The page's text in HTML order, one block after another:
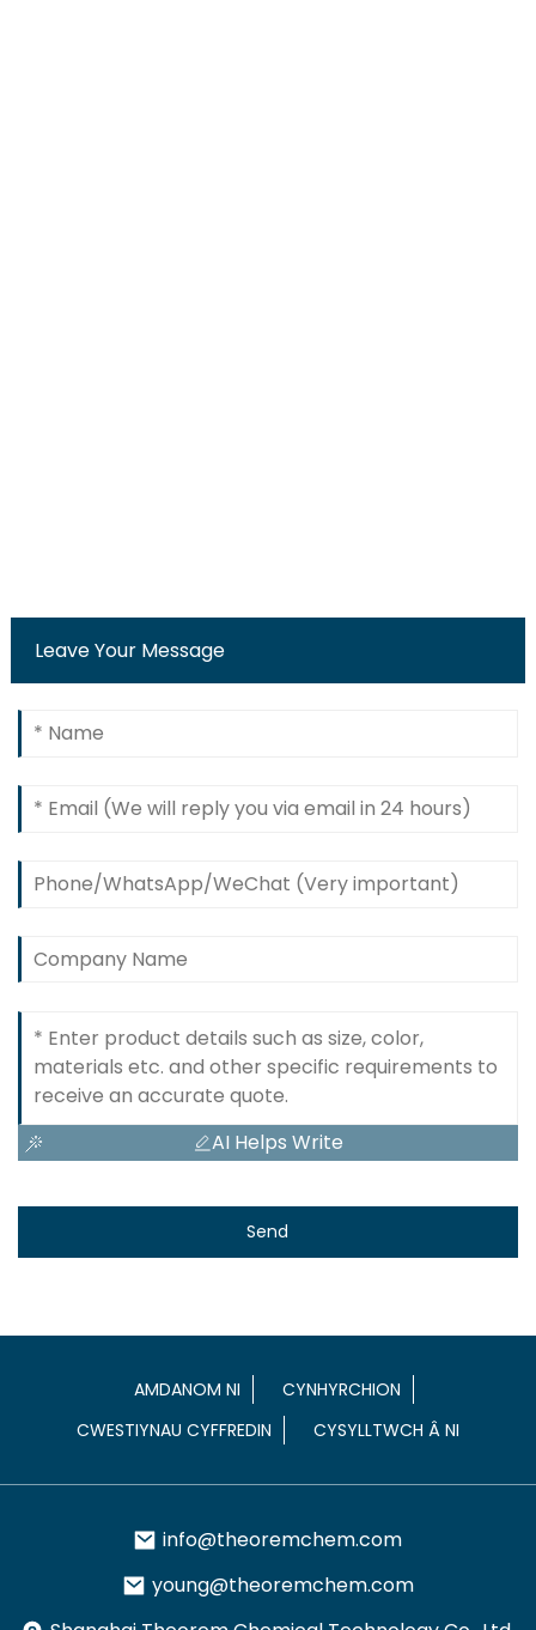
Leave Your Message
AI Helps Write
Send
AMDANOM NI
CYNHYRCHION
CWESTIYNAU CYFFREDIN
CYSYLLTWCH Â NI
info@theoremchem.com
young@theoremchem.com